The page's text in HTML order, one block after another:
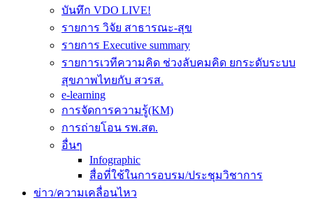
บันทึก VDO LIVE!
รายการ วิจัย สาธารณะ-สุข
รายการ Executive summary
รายการเวทีความคิด ช่วงลับคมคิด ยกระดับระบบ
สุขภาพไทยกับ สวรส.
e-learning
การจัดการความรู้(KM)
การถ่ายโอน รพ.สต.
อื่นๆ
Infographic
สื่อที่ใช้ในการอบรม/ประชุมวิชาการ
ข่าว/ความเคลื่อนไหว